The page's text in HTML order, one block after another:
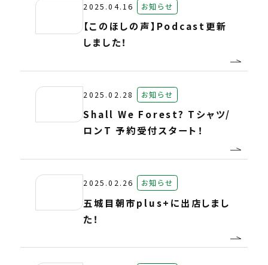
2025.04.16 お知らせ
【このほしの声】Podcast更新
しました！
2025.02.28 お知らせ
Shall We Forest? Tシャツ/
ロンT 予約受付スタート！
2025.02.26 お知らせ
五城目朝市plus+に出店しまし
た！